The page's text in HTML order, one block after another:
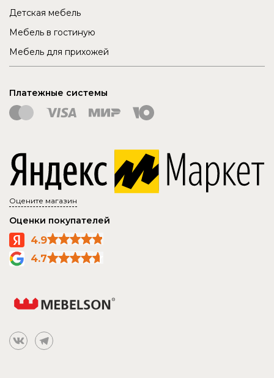
Детская мебель
Мебель в гостиную
Мебель для прихожей
Платежные системы
Оцените магазин
Оценки покупателей
4.9
4.7